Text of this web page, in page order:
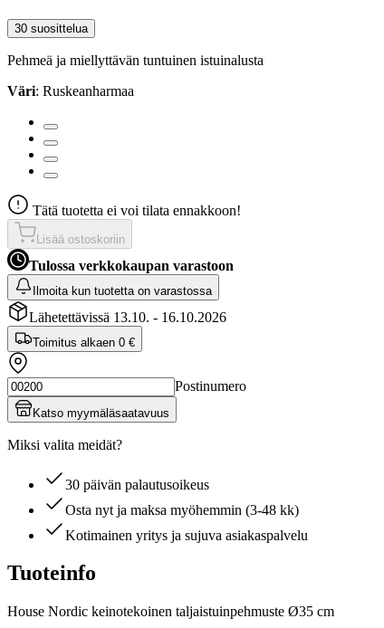
30 suosittelua
Pehmeä ja miellyttävän tuntuinen istuinalusta
Väri: Ruskeanharmaa
Tätä tuotetta ei voi tilata ennakkoon!
Lisää ostoskoriin
Tulossa verkkokaupan varastoon
Ilmoita kun tuotetta on varastossa
Lähetettävissä 13.10. - 16.10.2026
Toimitus alkaen 0 €
Postinumero
Katso myymäläsaatavuus
Miksi valita meidät?
30 päivän palautusoikeus
Osta nyt ja maksa myöhemmin (3-48 kk)
Kotimainen yritys ja sujuva asiakaspalvelu
Tuoteinfo
House Nordic keinotekoinen taljaistuinpehmuste Ø35 cm